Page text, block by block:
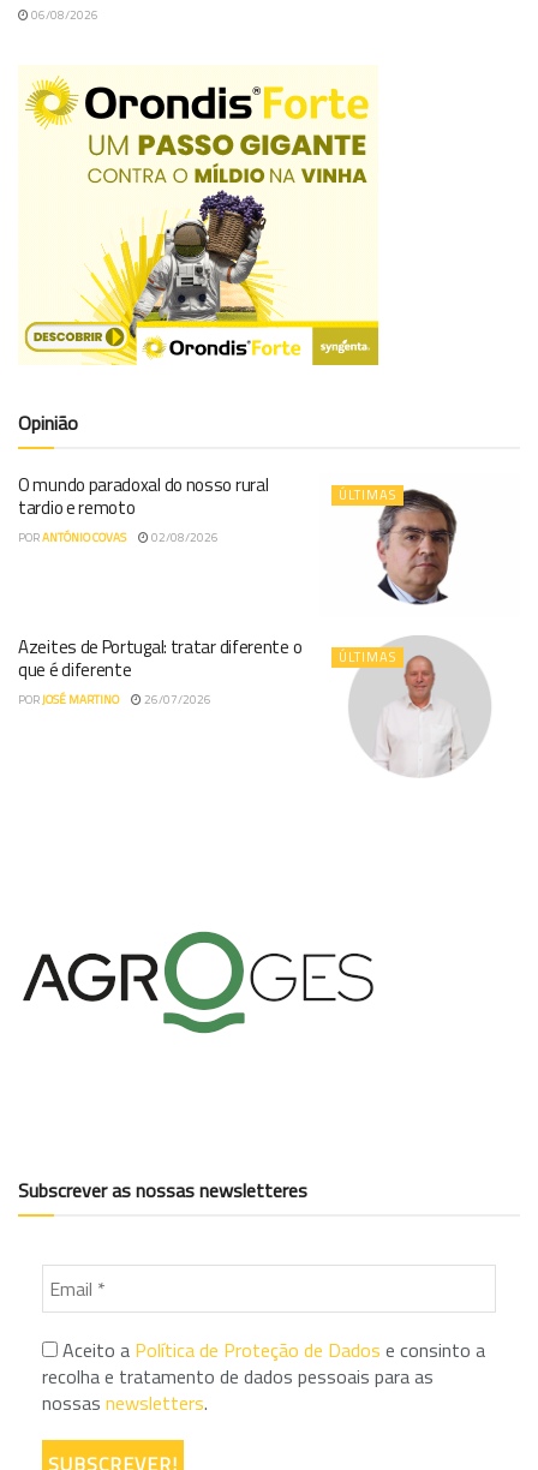
06/08/2026
Opinião
ÚLTIMAS
O mundo paradoxal do nosso rural
tardio e remoto
PORANTÓNIO COVAS 02/08/2026
ÚLTIMAS
Azeites de Portugal: tratar diferente o
que é diferente
PORJOSÉ MARTINO 26/07/2026
Subscrever as nossas newsletteres
Aceito a Política de Proteção de Dados e consinto a
recolha e tratamento de dados pessoais para as
nossas newsletters.